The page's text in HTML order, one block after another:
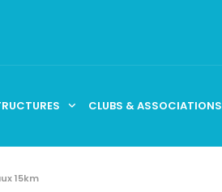
CLUBS & ASSOCIATIONS
15km